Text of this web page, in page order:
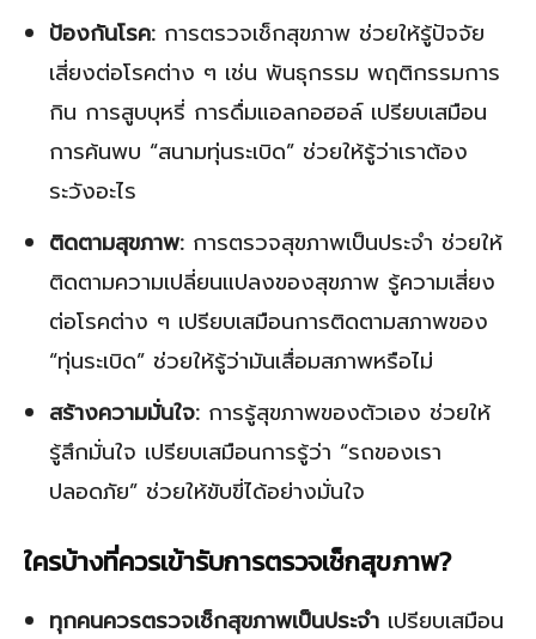
ป้องกันโรค: การตรวจเช็กสุขภาพ ช่วยให้รู้ปัจจัย
เสี่ยงต่อโรคต่าง ๆ เช่น พันธุกรรม พฤติกรรมการ
กิน การสูบบุหรี่ การดื่มแอลกอฮอล์ เปรียบเสมือน
การค้นพบ “สนามทุ่นระเบิด” ช่วยให้รู้ว่าเราต้อง
ระวังอะไร
ติดตามสุขภาพ: การตรวจสุขภาพเป็นประจำ ช่วยให้
ติดตามความเปลี่ยนแปลงของสุขภาพ รู้ความเสี่ยง
ต่อโรคต่าง ๆ เปรียบเสมือนการติดตามสภาพของ
“ทุ่นระเบิด” ช่วยให้รู้ว่ามันเสื่อมสภาพหรือไม่
สร้างความมั่นใจ: การรู้สุขภาพของตัวเอง ช่วยให้
รู้สึกมั่นใจ เปรียบเสมือนการรู้ว่า “รถของเรา
ปลอดภัย” ช่วยให้ขับขี่ได้อย่างมั่นใจ
ใครบ้างที่ควรเข้ารับการตรวจเช็กสุขภาพ?
ทุกคนควรตรวจเช็กสุขภาพเป็นประจำ เปรียบเสมือน